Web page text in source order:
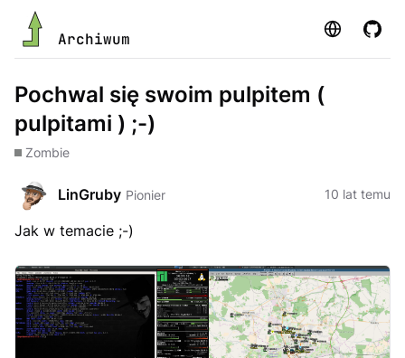
Archiwum Strona
Pochwal się swoim pulpitem (
pulpitami ) ;-)
Zombie
LinGruby Pionier 10 lat temu
Jak w temacie ;-)